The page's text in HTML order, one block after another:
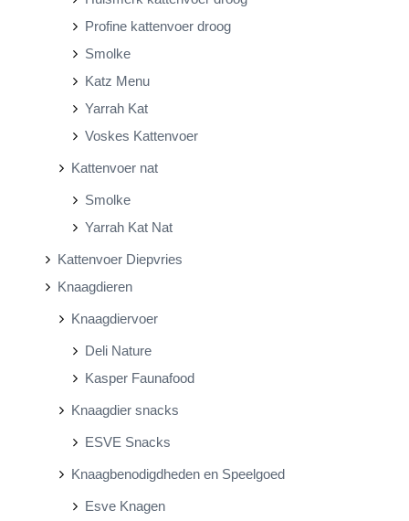
Profine kattenvoer droog
Smolke
Katz Menu
Yarrah Kat
Voskes Kattenvoer
Kattenvoer nat
Smolke
Yarrah Kat Nat
Kattenvoer Diepvries
Knaagdieren
Knaagdiervoer
Deli Nature
Kasper Faunafood
Knaagdier snacks
ESVE Snacks
Knaagbenodigdheden en Speelgoed
Esve Knagen